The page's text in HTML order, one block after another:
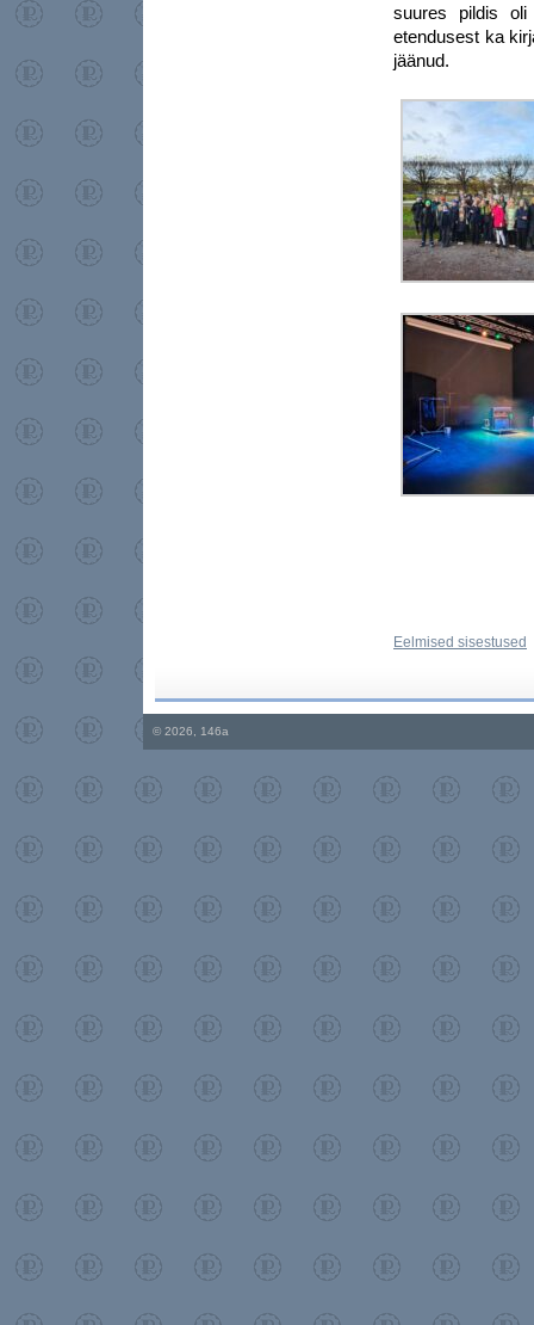
suures pildis oli
etendusest ka
jäänud.
Eelmised sisestused
© 2026, 146a